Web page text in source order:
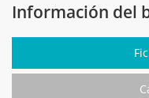
Información del